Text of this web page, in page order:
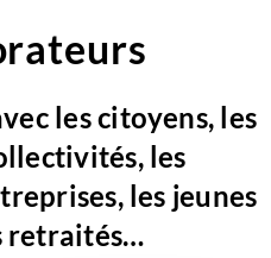
les citoyens, les
les
les jeunes
retraités…